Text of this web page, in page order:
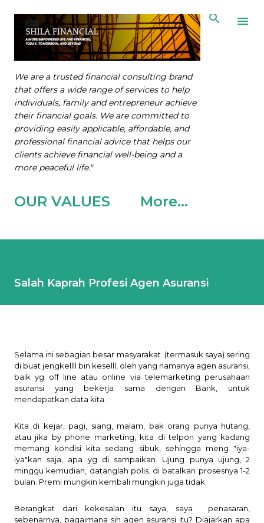
Skip to main content
We are a trusted financial consulting brand
that offers a wide range of services to help
individuals, family and entrepreneur achieve
their financial goals. We are committed to
providing easily applicable, affordable, and
professional financial advice that helps our
clients achieve financial well-being and a
more peaceful life."
OUR VALUES More…
Salah Kaprah Profesi Agen Asuransi
Selama ini sebagian besar masyarakat (termasuk saya) sering
di buat jengkellll bin keselll, oleh yang namanya agen asuransi,
baik yg off line atau online via telemarketing perusahaan
asuransi yang bekerja sama dengan Bank, untuk
mendapatkan data kita.
Kita di kejar, pagi, siang, malam, bak orang punya hutang,
atau jika by phone marketing, kita di telpon yang kadang
memang kondisi kita sedang sibuk, sehingga meng "iya-
iya"kan saja, apa yg di sampaikan. Ujung punya ujung, 2
minggu kemudian, datanglah polis. di batalkan prosesnya 1-2
bulan. Premi mungkin kembali mungkin juga tidak.
Berangkat dari kekesalan itu saya, saya
penasaran,
sebenarnya, bagaimana sih agen asuransi itu? Diajarkan apa